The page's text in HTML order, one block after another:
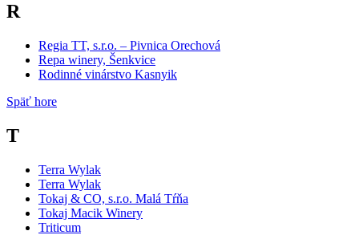
R
Regia TT, s.r.o. – Pivnica Orechová
Repa winery, Šenkvice
Rodinné vinárstvo Kasnyik
Späť hore
T
Terra Wylak
Terra Wylak
Tokaj & CO, s.r.o. Malá Tŕňa
Tokaj Macik Winery
Triticum